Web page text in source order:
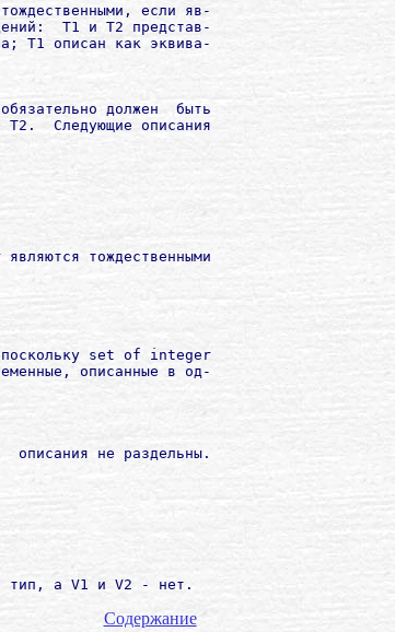
если яв-
T1 и T2 представ-
T1 описан как эквива-
должен  быть
T2.  Следующие описания
являются тождественными
set of integer
описанные в од-
описания не раздельны.
тип, а V1 и V2 - нет.
Содержание